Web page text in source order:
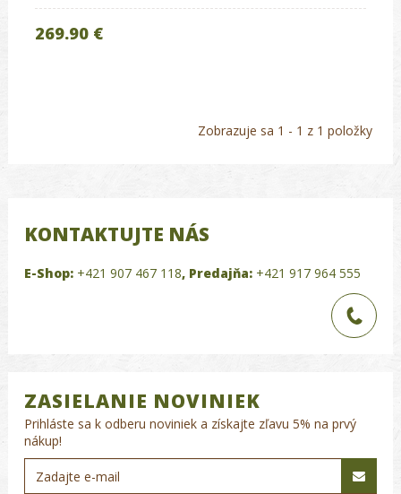
269.90 €
Zobrazuje sa 1 - 1 z 1 položky
KONTAKTUJTE NÁS
E-Shop: +421 907 467 118, Predajňa: +421 917 964 555
ZASIELANIE NOVINIEK
Prihláste sa k odberu noviniek a získajte zľavu 5% na prvý
nákup!